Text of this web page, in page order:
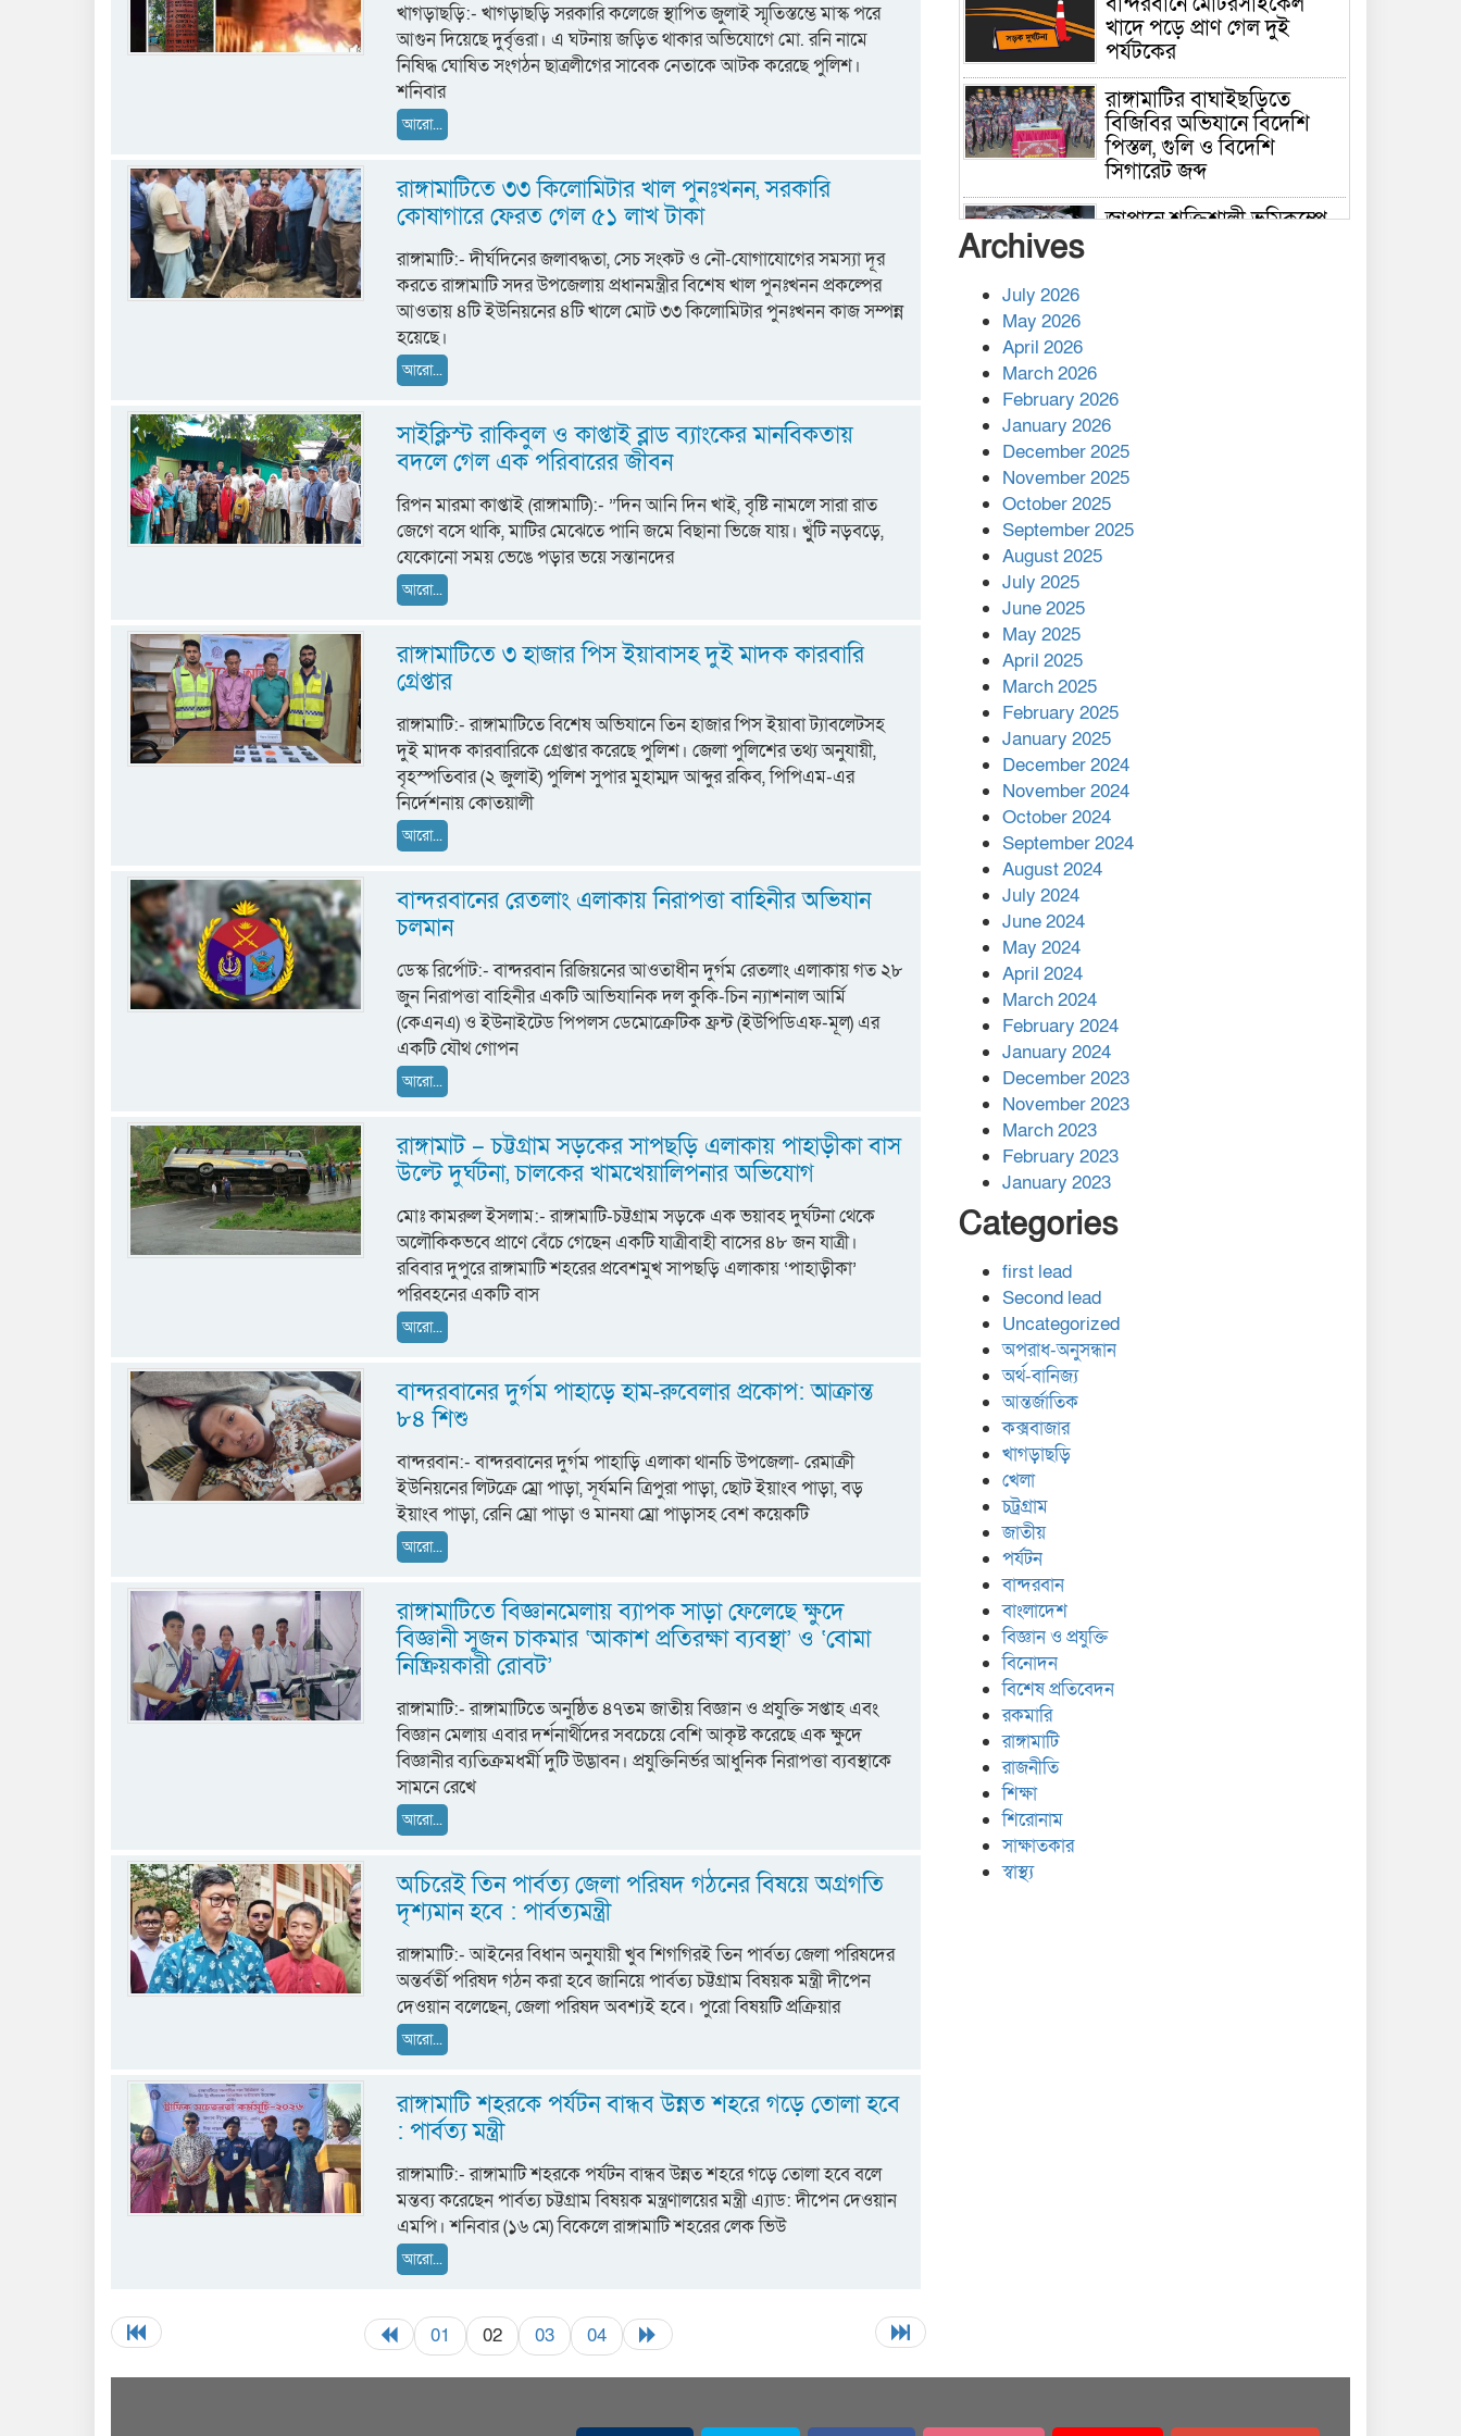
খাগড়াছড়ি:- খাগড়াছড়ি সরকারি কলেজে স্থাপিত জুলাই স্মৃতিস্তম্ভে মাস্ক পরে
আগুন দিয়েছে দুর্বৃত্তরা। এ ঘটনায় জড়িত থাকার অভিযোগে মো. রনি নামে
নিষিদ্ধ ঘোষিত সংগঠন ছাত্রলীগের সাবেক নেতাকে আটক করেছে পুলিশ।
শনিবার
আরো...
রাঙ্গামাটিতে ৩৩ কিলোমিটার খাল পুনঃখনন, সরকারি
কোষাগারে ফেরত গেল ৫১ লাখ টাকা
রাঙ্গামাটি:- দীর্ঘদিনের জলাবদ্ধতা, সেচ সংকট ও নৌ-যোগাযোগের সমস্যা দূর
করতে রাঙ্গামাটি সদর উপজেলায় প্রধানমন্ত্রীর বিশেষ খাল পুনঃখনন প্রকল্পের
আওতায় ৪টি ইউনিয়নের ৪টি খালে মোট ৩৩ কিলোমিটার পুনঃখনন কাজ সম্পন্ন
হয়েছে।
আরো...
সাইক্লিস্ট রাকিবুল ও কাপ্তাই ব্লাড ব্যাংকের মানবিকতায়
বদলে গেল এক পরিবারের জীবন
রিপন মারমা কাপ্তাই (রাঙ্গামাটি):- ​”দিন আনি দিন খাই, বৃষ্টি নামলে সারা রাত
জেগে বসে থাকি, মাটির মেঝেতে পানি জমে বিছানা ভিজে যায়। খুুঁটি নড়বড়ে,
যেকোনো সময় ভেঙে পড়ার ভয়ে সন্তানদের
আরো...
রাঙ্গামাটিতে ৩ হাজার পিস ইয়াবাসহ দুই মাদক কারবারি
গ্রেপ্তার
রাঙ্গামাটি:- রাঙ্গামাটিতে বিশেষ অভিযানে তিন হাজার পিস ইয়াবা ট্যাবলেটসহ
দুই মাদক কারবারিকে গ্রেপ্তার করেছে পুলিশ। জেলা পুলিশের তথ্য অনুযায়ী,
বৃহস্পতিবার (২ জুলাই) পুলিশ সুপার মুহাম্মদ আব্দুর রকিব, পিপিএম-এর
নির্দেশনায় কোতয়ালী
আরো...
বান্দরবানের রেতলাং এলাকায় নিরাপত্তা বাহিনীর অভিযান
চলমান
ডেস্ক রির্পোট:- বান্দরবান রিজিয়নের আওতাধীন দুর্গম রেতলাং এলাকায় গত ২৮
জুন নিরাপত্তা বাহিনীর একটি আভিযানিক দল কুকি-চিন ন্যাশনাল আর্মি
(কেএনএ) ও ইউনাইটেড পিপলস ডেমোক্রেটিক ফ্রন্ট (ইউপিডিএফ-মূল) এর
একটি যৌথ গোপন
আরো...
রাঙ্গামাট – চট্টগ্রাম সড়কের সাপছড়ি এলাকায় পাহাড়ীকা বাস
উল্টে দুর্ঘটনা, চালকের খামখেয়ালিপনার অভিযোগ
মোঃ কামরুল ইসলাম:- রাঙ্গামাটি-চট্টগ্রাম সড়কে এক ভয়াবহ দুর্ঘটনা থেকে
অলৌকিকভবে প্রাণে বেঁচে গেছেন একটি যাত্রীবাহী বাসের ৪৮ জন যাত্রী।
রবিবার দুপুরে রাঙ্গামাটি শহরের প্রবেশমুখ সাপছড়ি এলাকায় ‘পাহাড়ীকা’
পরিবহনের একটি বাস
আরো...
বান্দরবানের দুর্গম পাহাড়ে হাম-রুবেলার প্রকোপ: আক্রান্ত
৮৪ শিশু
বান্দরবান:- বান্দরবানের দুর্গম পাহাড়ি এলাকা থানচি উপজেলা- রেমাক্রী
ইউনিয়নের লিটক্রে ম্রো পাড়া, সূর্যমনি ত্রিপুরা পাড়া, ছোট ইয়াংব পাড়া, বড়
ইয়াংব পাড়া, রেনি ম্রো পাড়া ও মানযা ম্রো পাড়াসহ বেশ কয়েকটি
আরো...
রাঙ্গামাটিতে বিজ্ঞানমেলায় ব্যাপক সাড়া ফেলেছে ক্ষুদে
বিজ্ঞানী সুজন চাকমার ‘আকাশ প্রতিরক্ষা ব্যবস্থা’ ও ‘বোমা
নিষ্ক্রিয়কারী রোবট’
রাঙ্গামাটি:- রাঙ্গামাটিতে অনুষ্ঠিত ৪৭তম জাতীয় বিজ্ঞান ও প্রযুক্তি সপ্তাহ এবং
বিজ্ঞান মেলায় এবার দর্শনার্থীদের সবচেয়ে বেশি আকৃষ্ট করেছে এক ক্ষুদে
বিজ্ঞানীর ব্যতিক্রমধর্মী দুটি উদ্ভাবন। প্রযুক্তিনির্ভর আধুনিক নিরাপত্তা ব্যবস্থাকে
সামনে রেখে
আরো...
অচিরেই তিন পার্বত্য জেলা পরিষদ গঠনের বিষয়ে অগ্রগতি
দৃশ্যমান হবে : পার্বত্যমন্ত্রী
রাঙ্গামাটি:- আইনের বিধান অনুযায়ী খুব শিগগিরই তিন পার্বত্য জেলা পরিষদের
অন্তর্বর্তী পরিষদ গঠন করা হবে জানিয়ে পার্বত্য চট্টগ্রাম বিষয়ক মন্ত্রী দীপেন
দেওয়ান বলেছেন, জেলা পরিষদ অবশ্যই হবে। পুরো বিষয়টি প্রক্রিয়ার
আরো...
রাঙ্গামাটি শহরকে পর্যটন বান্ধব উন্নত শহরে গড়ে তোলা হবে
: পার্বত্য মন্ত্রী
রাঙ্গামাটি:- রাঙ্গামাটি শহরকে পর্যটন বান্ধব উন্নত শহরে গড়ে তোলা হবে বলে
মন্তব্য করেছেন পার্বত্য চট্টগ্রাম বিষয়ক মন্ত্রণালয়ের মন্ত্রী এ্যাড: দীপেন দেওয়ান
এমপি। শনিবার (১৬ মে) বিকেলে রাঙ্গামাটি শহরের লেক ভিউ
আরো...
01 02 03 04
খাদে পড়ে প্রাণ গেল দুই
পর্যটকের
রাঙ্গামাটির বাঘাইছড়িতে
বিজিবির অভিযানে বিদেশি
পিস্তল, গুলি ও বিদেশি
সিগারেট জব্দ
জাপানে শক্তিশালী ভূমিকম্পে
কাপ্তাই প্রেস ক্লাবের সভাপতি
মাহফুজ, সম্পাদক রিপন মারমা
নির্বাচিত
মালয়েশিয়ার প্রধানমন্ত্রীকে চিঠি
দেয়ার পর ফোন তারেক
রহমানের,গ্যাস সঙ্কট
মোকাবিলায় সহায়তার আশ্বাস
এক বিলিয়ন ডলার বিনিয়োগ
হবে আনোয়ারায়
বান্দরবানে বন্যায় ক্ষতিগ্রস্তদের
মাঝে সহায়তা দিলেন সাচিং প্রু
জেরী
Archives
July 2026
May 2026
April 2026
March 2026
February 2026
January 2026
December 2025
November 2025
October 2025
September 2025
August 2025
July 2025
June 2025
May 2025
April 2025
March 2025
February 2025
January 2025
December 2024
November 2024
October 2024
September 2024
August 2024
July 2024
June 2024
May 2024
April 2024
March 2024
February 2024
January 2024
December 2023
November 2023
March 2023
February 2023
January 2023
Categories
first lead
Second lead
Uncategorized
অপরাধ-অনুসন্ধান
অর্থ-বানিজ্য
আন্তর্জাতিক
কক্সবাজার
খাগড়াছড়ি
খেলা
চট্রগ্রাম
জাতীয়
পর্যটন
বান্দরবান
বাংলাদেশ
বিজ্ঞান ও প্রযুক্তি
বিনোদন
বিশেষ প্রতিবেদন
রকমারি
রাঙ্গামাটি
রাজনীতি
শিক্ষা
শিরোনাম
সাক্ষাতকার
স্বাস্থ্য